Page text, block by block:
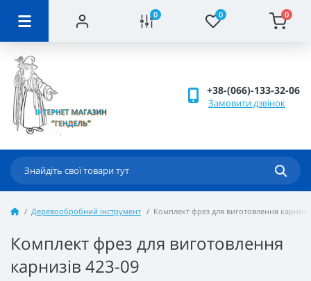
0 0 0
+38-(066)-133-32-06
Замовити дзвінок
Деревообробний інструмент Комплект фрез для виготовлення
Комплект фрез для виготовлення
карнизів 423-09